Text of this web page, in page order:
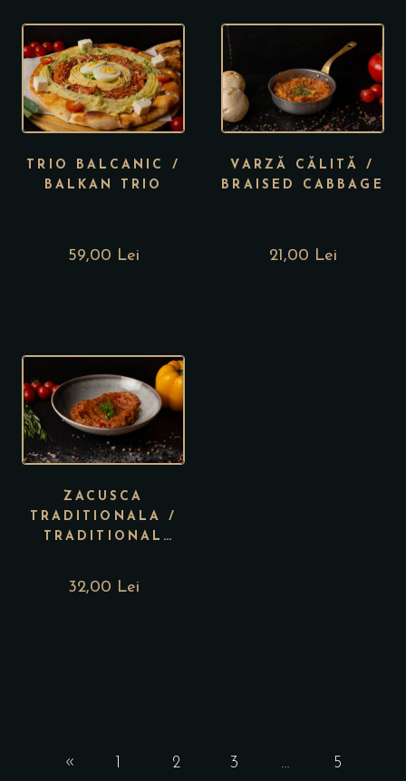
TRIO BALCANIC /
BALKAN TRIO
59,00 Lei
VARZĂ CĂLITĂ /
BRAISED CABBAGE
21,00 Lei
ZACUSCA
TRADITIONALA /
TRADITIONAL
32,00 Lei
1 2 3 … 5